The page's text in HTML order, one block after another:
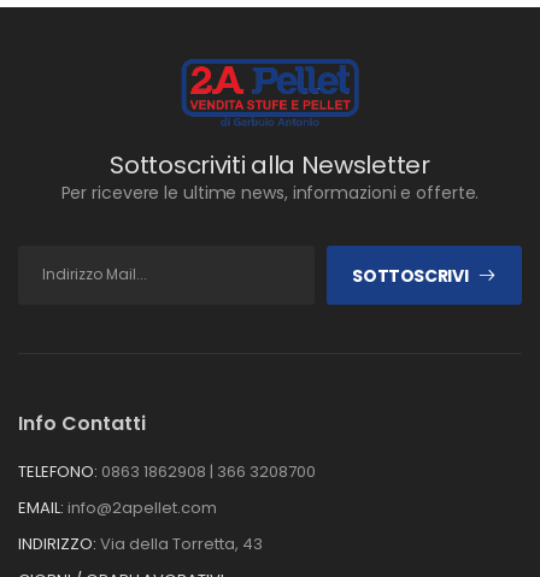
Sottoscriviti alla Newsletter
Per ricevere le ultime news, informazioni e offerte.
SOTTOSCRIVI
Info Contatti
TELEFONO: 0863 1862908 | 366 3208700
EMAIL: info@2apellet.com
INDIRIZZO: Via della Torretta, 43